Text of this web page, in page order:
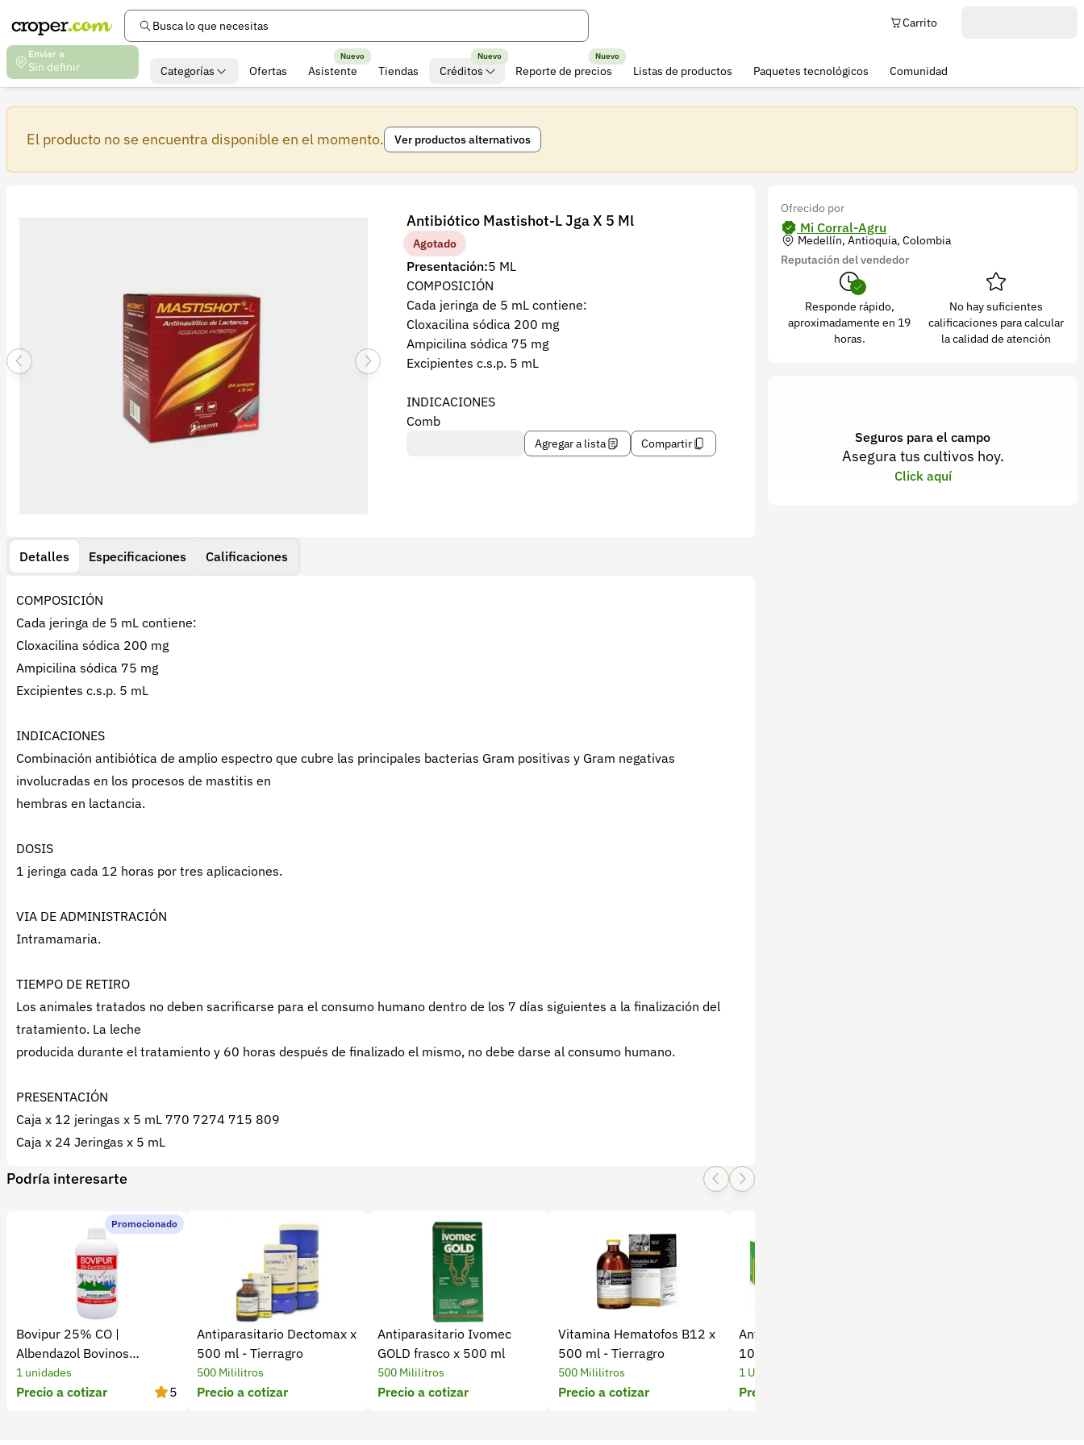
Busca lo que necesitas
Enviar a
Sin definir
Carrito
Categorías Ofertas Asistente
Nuevo
Tiendas Créditos
Nuevo
Reporte de precios
Nuevo
Listas de productos Paquetes tecnológicos Comunidad
El producto no se encuentra disponible en el momento. Ver productos alternativos
Antibiótico Mastishot-L Jga X 5 Ml
Agotado
Presentación:5 ML
COMPOSICIÓN
Cada jeringa de 5 mL contiene:
Cloxacilina sódica 200 mg
Ampicilina sódica 75 mg
Excipientes c.s.p. 5 mL
INDICACIONES
Comb
Agregar a lista Compartir
Detalles Especificaciones Calificaciones
COMPOSICIÓN
Cada jeringa de 5 mL contiene:
Cloxacilina sódica 200 mg
Ampicilina sódica 75 mg
Excipientes c.s.p. 5 mL
INDICACIONES
Combinación antibiótica de amplio espectro que cubre las principales bacterias Gram positivas y Gram negativas
involucradas en los procesos de mastitis en
hembras en lactancia.
DOSIS
1 jeringa cada 12 horas por tres aplicaciones.
VIA DE ADMINISTRACIÓN
Intramamaria.
TIEMPO DE RETIRO
Los animales tratados no deben sacrificarse para el consumo humano dentro de los 7 días siguientes a la finalización del
tratamiento. La leche
producida durante el tratamiento y 60 horas después de finalizado el mismo, no debe darse al consumo humano.
PRESENTACIÓN
Caja x 12 jeringas x 5 mL 770 7274 715 809
Caja x 24 Jeringas x 5 mL
Podría interesarte
Promocionado
Bovipur 25% CO |
Albendazol Bovinos
Antiparasitario
1 unidades
Precio a cotizar 5
Antiparasitario Dectomax x
500 ml - Tierragro
500 Mililitros
Precio a cotizar
Antiparasitario Ivomec
GOLD frasco x 500 ml
500 Mililitros
Precio a cotizar
Vitamina Hematofos B12 x
500 ml - Tierragro
500 Mililitros
Precio a cotizar
Antibacteriano Stomizol x
10 tabletas
1 Unidades
Precio a cotizar
Ofrecido por
Mi Corral-Agru
Medellín, Antioquia, Colombia
Reputación del vendedor
Responde rápido,
aproximadamente en 19
horas.
No hay suficientes
calificaciones para calcular
la calidad de atención
Seguros para el campo
Asegura tus cultivos hoy.
Click aquí